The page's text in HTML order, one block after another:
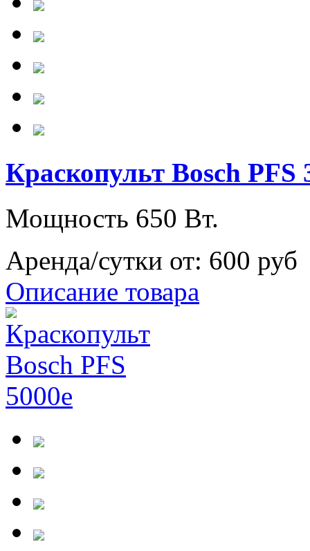
Краскопульт Bosch PFS
Мощность 650 Вт.
Аренда/сутки от: 600 руб
Описание товара